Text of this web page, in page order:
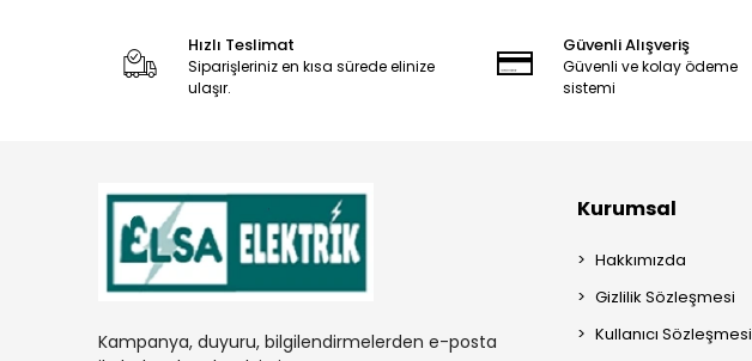
Hızlı Teslimat
Siparişleriniz en kısa sürede elinize
ulaşır.
Güvenli Alışveriş
Güvenli ve kolay ödeme
sistemi
Kampanya, duyuru, bilgilendirmelerden e-posta
Kurumsal
Hakkımızda
Gizlilik Sözleşmesi
Kullanıcı Sözleşmesi